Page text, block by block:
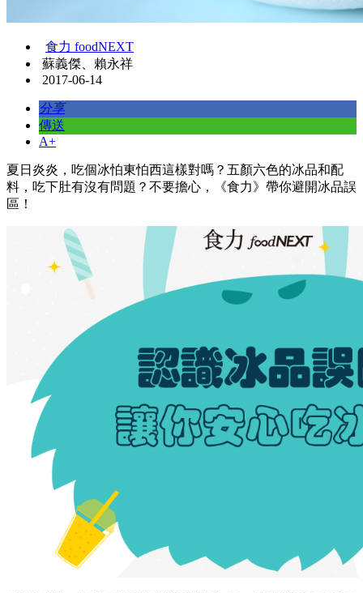
食力 foodNEXT
蘇義傑、賴永祥
2017-06-14
分享
傳送
A+
夏日炎炎，吃個冰怕東怕西這樣對嗎？五顏六色的冰品和配
料，吃下肚有沒有問題？不要擔心，《食力》帶你避開冰品誤
區！